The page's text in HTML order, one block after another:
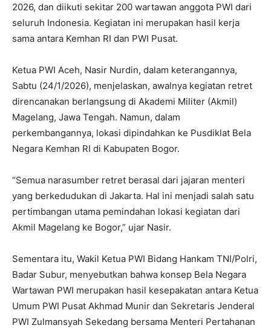
2026, dan diikuti sekitar 200 wartawan anggota PWI dari
seluruh Indonesia. Kegiatan ini merupakan hasil kerja
sama antara Kemhan RI dan PWI Pusat.
Ketua PWI Aceh, Nasir Nurdin, dalam keterangannya,
Sabtu (24/1/2026), menjelaskan, awalnya kegiatan retret
direncanakan berlangsung di Akademi Militer (Akmil)
Magelang, Jawa Tengah. Namun, dalam
perkembangannya, lokasi dipindahkan ke Pusdiklat Bela
Negara Kemhan RI di Kabupaten Bogor.
“Semua narasumber retret berasal dari jajaran menteri
yang berkedudukan di Jakarta. Hal ini menjadi salah satu
pertimbangan utama pemindahan lokasi kegiatan dari
Akmil Magelang ke Bogor,” ujar Nasir.
Sementara itu, Wakil Ketua PWI Bidang Hankam TNI/Polri,
Badar Subur, menyebutkan bahwa konsep Bela Negara
Wartawan PWI merupakan hasil kesepakatan antara Ketua
Umum PWI Pusat Akhmad Munir dan Sekretaris Jenderal
PWI Zulmansyah Sekedang bersama Menteri Pertahanan